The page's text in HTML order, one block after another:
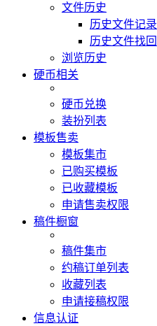
文件历史
历史文件记录
历史文件找回
浏览历史
硬币相关
硬币兑换
装扮列表
模板售卖
模板集市
已购买模板
已收藏模板
申请售卖权限
稿件橱窗
稿件集市
约稿订单列表
收藏列表
申请接稿权限
信息认证